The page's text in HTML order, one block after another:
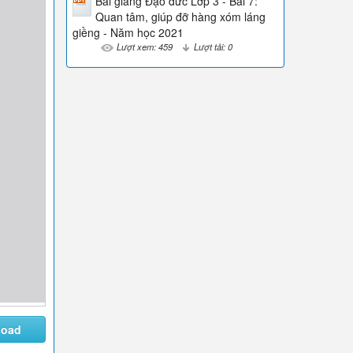
Quan tâm, giúp đỡ hàng xóm láng
giềng - Năm học 2021
Lượt xem: 459 Lượt tải: 0